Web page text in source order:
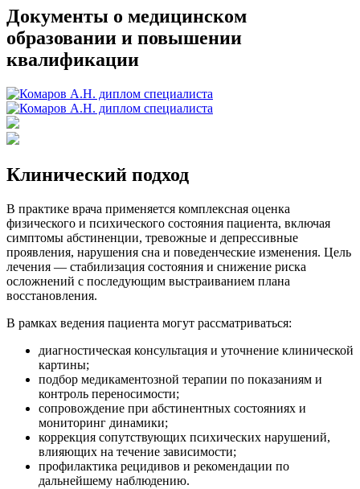
Документы о медицинском
образовании и повышении
квалификации
Клинический подход
В практике врача применяется комплексная оценка
физического и психического состояния пациента, включая
симптомы абстиненции, тревожные и депрессивные
проявления, нарушения сна и поведенческие изменения. Цель
лечения — стабилизация состояния и снижение риска
осложнений с последующим выстраиванием плана
восстановления.
В рамках ведения пациента могут рассматриваться:
диагностическая консультация и уточнение клинической
картины;
подбор медикаментозной терапии по показаниям и
контроль переносимости;
сопровождение при абстинентных состояниях и
мониторинг динамики;
коррекция сопутствующих психических нарушений,
влияющих на течение зависимости;
профилактика рецидивов и рекомендации по
дальнейшему наблюдению.